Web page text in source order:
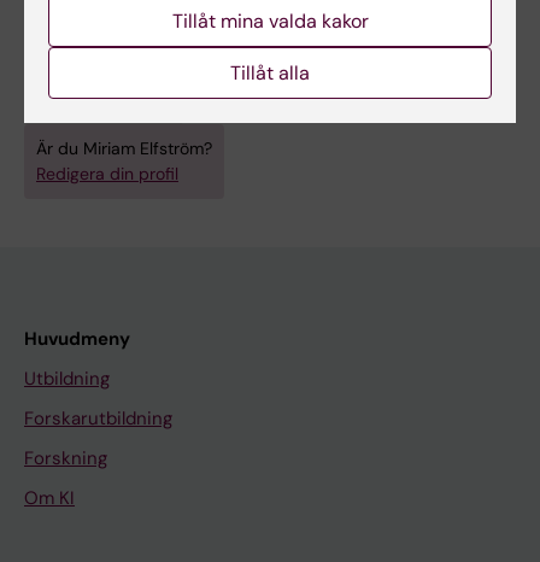
Cancer och onkologi
Epidemiologi
Folkhälsovetenskap, global hälsa och socialmedicin
Infektionsmedicin
Är du Miriam Elfström?
Redigera din profil
Huvudmeny
Utbildning
Forskarutbildning
Forskning
Om KI
Tillåt mina valda kakor
Tillåt alla